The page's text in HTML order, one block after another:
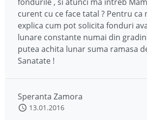
curent cu ce face tatal ? Pentru ca
explica cum pot solicita fonduri
lunare constante numai din
putea achita lunar suma ramasa
Sanatate !
Speranta Zamora
13.01.2016